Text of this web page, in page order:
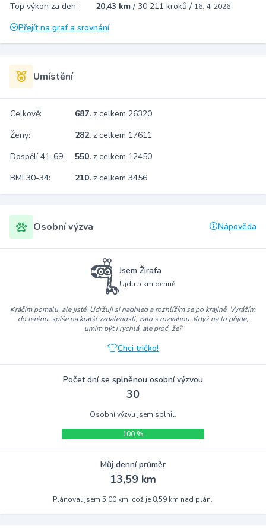
Top výkon za den:
20,43 km / 30 211 kroků / 16. 4. 2026
Přejít na graf a srovnání
Umístění
Celkově: 687. z celkem 26320
Ženy:
282. z celkem 17611
Dospělí 41-69:
550. z celkem 12450
BMI 30-34:
210. z celkem 3456
Osobní výzva Nápověda
Jsem Žirafa
Ujdu 5 km denně
Kráčím pomalu, ale jistě. Udržuji si nadhled a rozhlížím se po krajině. Vyrážím
do terénu, spíše na kratší vzdálenosti, zato s rozvahou. Když na to přijde,
umím být i rychlá, ale proč, že?
Chci tričko!
Počet dní se splněnou osobní výzvou
30
Osobní výzvu jsem splnil.
100 %
Můj denní průměr
13,59 km
Plánoval jsem 5,00 km, což je 8,59 km nad plán.